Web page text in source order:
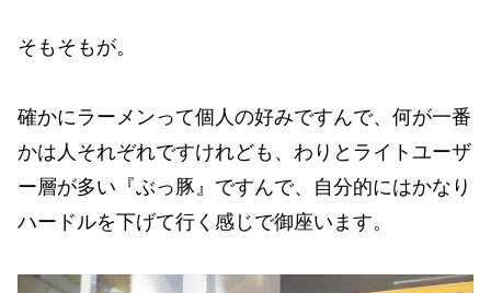
そもそもが。
確かにラーメンって個人の好みですんで、何が一番
かは人それぞれですけれども、わりとライトユーザ
ー層が多い『ぶっ豚』ですんで、自分的にはかなり
ハードルを下げて行く感じで御座います。